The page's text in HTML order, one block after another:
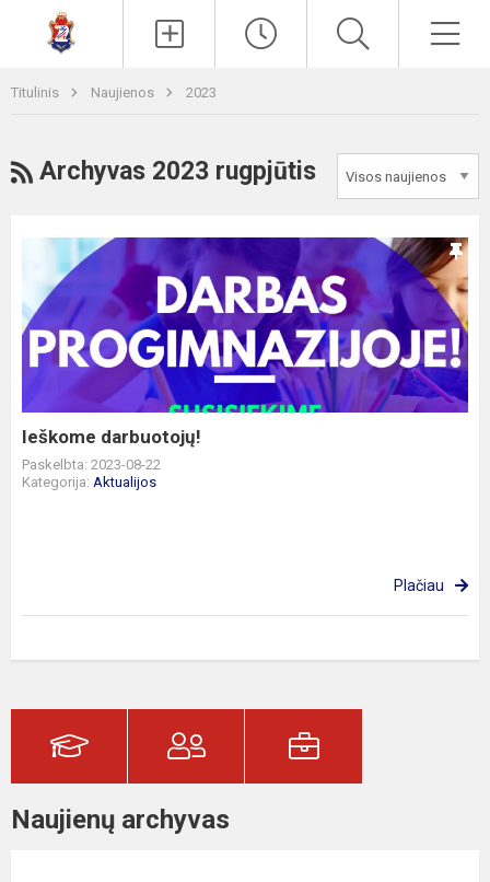
Titulinis Naujienos 2023
RSS
Archyvas 2023 rugpjūtis
Ieškome
darbuotojų!
Ieškome darbuotojų!
Paskelbta: 2023-08-22
Kategorija: Aktualijos
Plačiau
Naujienų archyvas